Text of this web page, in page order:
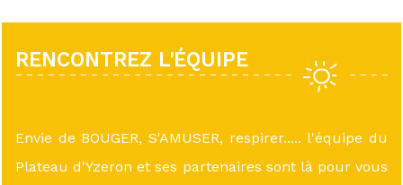
RENCONTREZ L'ÉQUIPE
Envie de BOUGER, S'AMUSER, respirer..... l'équipe du
Plateau d'Yzeron et ses partenaires sont là pour vous